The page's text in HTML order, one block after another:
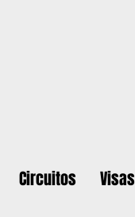
Visas
Circuitos